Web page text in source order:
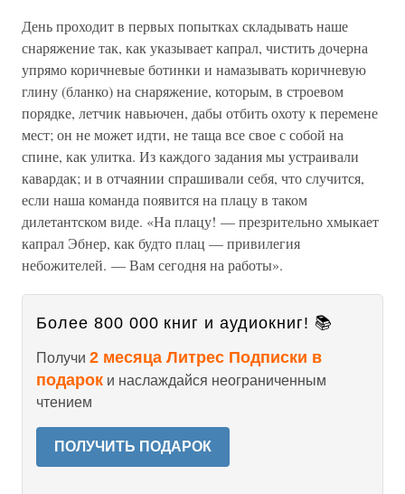
День проходит в первых попытках складывать наше
снаряжение так, как указывает капрал, чистить дочерна
упрямо коричневые ботинки и намазывать коричневую
глину (бланко) на снаряжение, которым, в строевом
порядке, летчик навьючен, дабы отбить охоту к перемене
мест; он не может идти, не таща все свое с собой на
спине, как улитка. Из каждого задания мы устраивали
кавардак; и в отчаянии спрашивали себя, что случится,
если наша команда появится на плацу в таком
дилетантском виде. «На плацу! — презрительно хмыкает
капрал Эбнер, как будто плац — привилегия
небожителей. — Вам сегодня на работы».
Более 800 000 книг и аудиокниг! 📚
Получи 2 месяца Литрес Подписки в
подарок и наслаждайся неограниченным
чтением
ПОЛУЧИТЬ ПОДАРОК